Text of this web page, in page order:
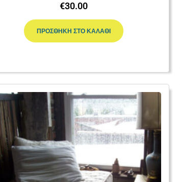
€30.00
ΠΡΟΣΘΉΚΗ ΣΤΟ ΚΑΛΆΘΙ